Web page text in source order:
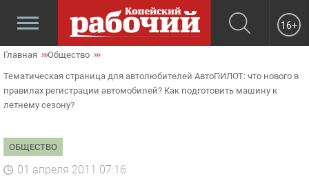
16+
Главная Общество
Тематическая страница для автолюбителей АвтоПИЛОТ: что нового в
правилах регистрации автомобилей? Как подготовить машину к
летнему сезону?
ОБЩЕСТВО
01 апреля 2011 07:16